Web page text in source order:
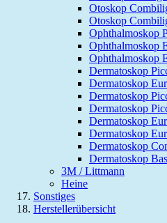
Otoskop
Otoskop
Ophthalmoskop
Ophthalmoskop
Ophthalmoskop
Dermatoskop
Dermatoskop
Dermatoskop
Dermatoskop
Dermatoskop
Dermatoskop
Dermatoskop
Dermatoskop
3M / Littmann
Heine
Sonstiges
Herstellerübersicht